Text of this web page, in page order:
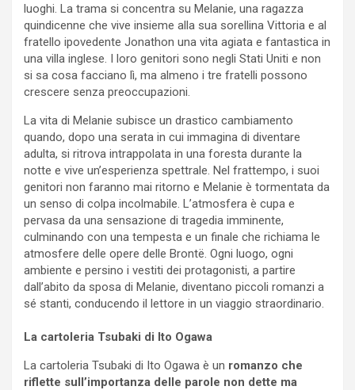
luoghi. La trama si concentra su Melanie, una ragazza
quindicenne che vive insieme alla sua sorellina Vittoria e al
fratello ipovedente Jonathon una vita agiata e fantastica in
una villa inglese. I loro genitori sono negli Stati Uniti e non
si sa cosa facciano lì, ma almeno i tre fratelli possono
crescere senza preoccupazioni.
La vita di Melanie subisce un drastico cambiamento
quando, dopo una serata in cui immagina di diventare
adulta, si ritrova intrappolata in una foresta durante la
notte e vive un’esperienza spettrale. Nel frattempo, i suoi
genitori non faranno mai ritorno e Melanie è tormentata da
un senso di colpa incolmabile. L’atmosfera è cupa e
pervasa da una sensazione di tragedia imminente,
culminando con una tempesta e un finale che richiama le
atmosfere delle opere delle Brontë. Ogni luogo, ogni
ambiente e persino i vestiti dei protagonisti, a partire
dall’abito da sposa di Melanie, diventano piccoli romanzi a
sé stanti, conducendo il lettore in un viaggio straordinario.
La cartoleria Tsubaki di Ito Ogawa
La cartoleria Tsubaki di Ito Ogawa è un romanzo che
riflette sull’importanza delle parole non dette ma